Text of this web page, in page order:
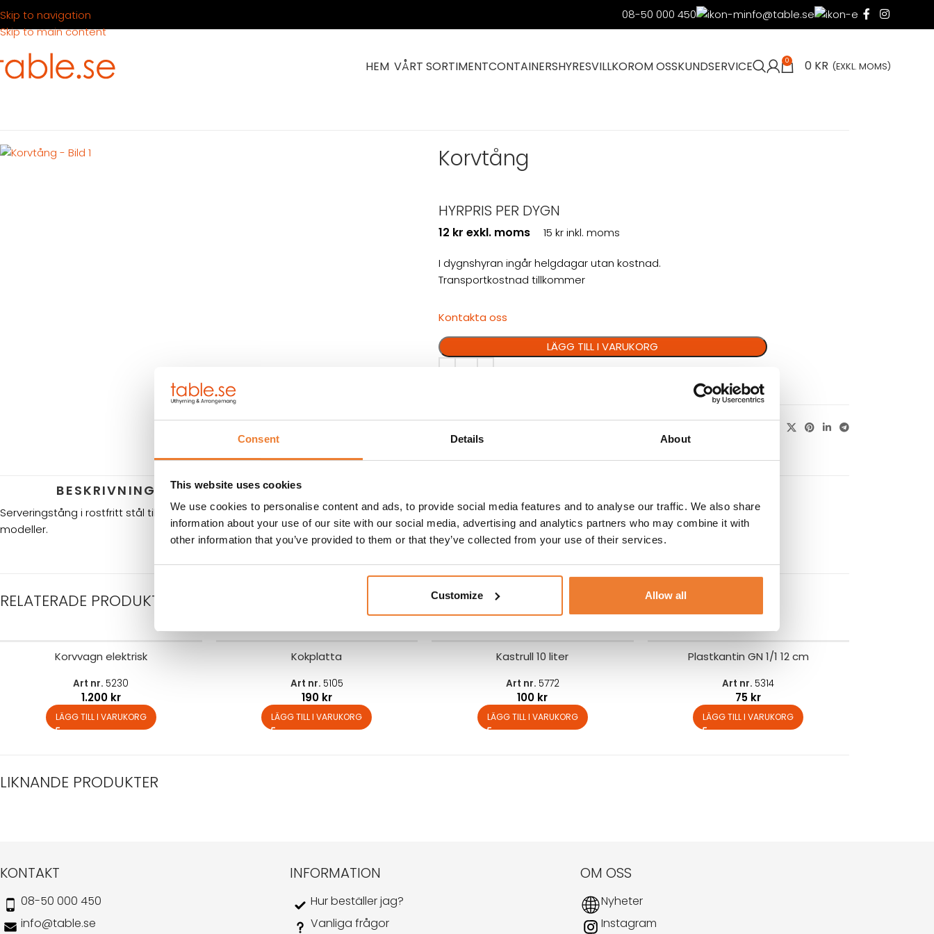
Consent Details About
This website uses cookies
We use cookies to personalise content and ads, to provide social media features and to analyse our traffic. We also share
information about your use of our site with our social media, advertising and analytics partners who may combine it with
other information that you’ve provided to them or that they’ve collected from your use of their services.
Customize Allow all
Skip to navigation
Skip to main content
08-50 000 450 info@table.se
HEM VÅRT SORTIMENTCONTAINERSHYRESVILLKOROM OSSKUNDSERVICE 0 0 KR (EXKL. MOMS)
Korvtång
HYRPRIS PER DYGN
12 kr exkl. moms 15 kr inkl. moms
I dygnshyran ingår helgdagar utan kostnad.
Transportkostnad tillkommer
Kontakta oss
LÄGG TILL I VARUKORG
BESKRIVNING HYRESVILLKOR
Serveringstång i rostfritt stål till bufféer, julbord och vickningen. Finns i olika
modeller.
MÅTT: L 20 cm
RELATERADE PRODUKTER
Korvvagn elektrisk
Art nr. 5230
1.200 kr
LÄGG TILL I VARUKORG
Kokplatta
Art nr. 5105
190 kr
LÄGG TILL I VARUKORG
Kastrull 10 liter
Art nr. 5772
100 kr
LÄGG TILL I VARUKORG
Plastkantin GN 1/1 12 cm
Art nr. 5314
75 kr
LÄGG TILL I VARUKORG
LIKNANDE PRODUKTER
KONTAKT
08-50 000 450
info@table.se
INFORMATION
Hur beställer jag?
Vanliga frågor
OM OSS
Nyheter
Instagram